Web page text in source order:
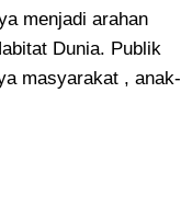
menjadi arahan
Dunia. Publik
masyarakat , anak-